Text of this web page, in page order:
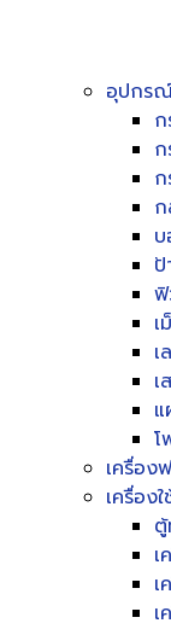
อุปกรณ์
ก
ก
ฟิ
เ
เ
โ
เครื่อง
เครื่อง
ตู้